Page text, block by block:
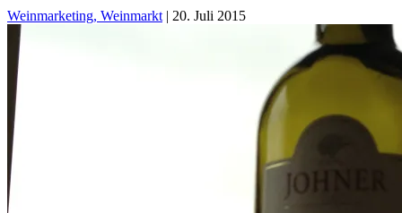
Weinmarketing, Weinmarkt | 20. Juli 2015